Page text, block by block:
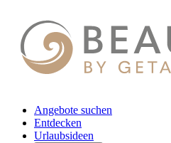
Angebote suchen
Entdecken
Urlaubsideen